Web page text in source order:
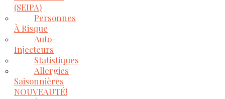
(SEIPA)
Personnes
À Risque
Auto-
Injecteurs
Statistiques
Allergies
Saisonnières
NOUVEAUTÉ!